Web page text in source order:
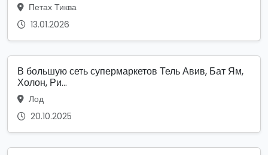
Петах Тиква
13.01.2026
В большую сеть супермаркетов Тель Авив, Бат Ям,
Холон, Ри...
Лод
20.10.2025